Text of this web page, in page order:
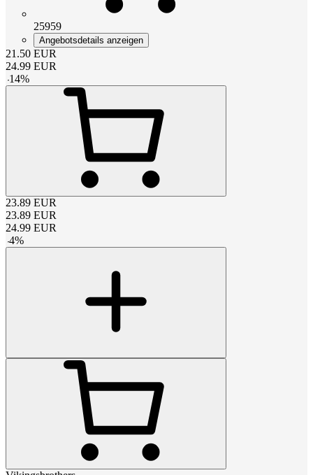
25959
Angebotsdetails anzeigen
21.50 EUR
24.99 EUR
-14%
23.89 EUR
23.89 EUR
24.99 EUR
-4%